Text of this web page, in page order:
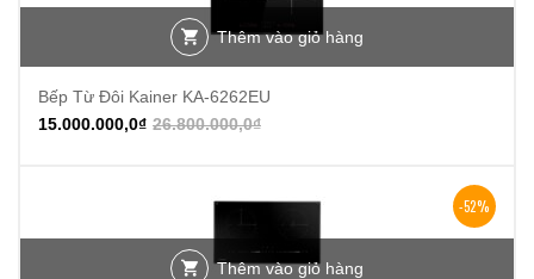
Thêm vào giỏ hàng
Bếp Từ Đôi Kainer KA-6262EU
26.800.000,0₫
15.000.000,0₫
-52%
Thêm vào giỏ hàng